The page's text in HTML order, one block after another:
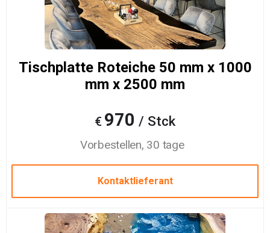
Tischplatte Roteiche 50 mm x 1000
mm x 2500 mm
€ 970 / Stck
Vorbestellen, 30 tage
Kontaktlieferant